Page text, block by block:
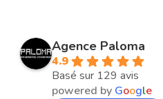
Agence Paloma
4.9
Basé sur 129 avis
powered by Google